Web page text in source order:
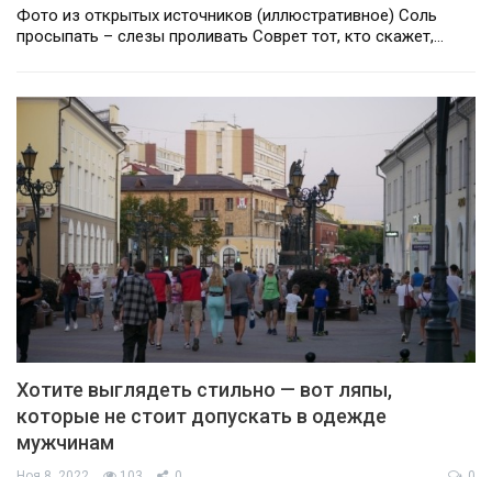
Фото из открытых источников (иллюстративное) Соль
просыпать – слезы проливать Соврет тот, кто скажет,…
Хотите выглядеть стильно — вот ляпы,
которые не стоит допускать в одежде
мужчинам